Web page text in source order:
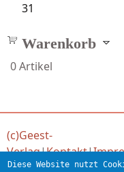
31
Warenkorb
0Artikel
(c)Geest-
Verlag|Kontakt|
Diese Website nutzt